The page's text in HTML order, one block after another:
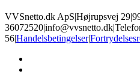
VVSnetto.dk ApS Højrupsvej 29
36072520info@vvsnetto.dk
56Handelsbetingelser|